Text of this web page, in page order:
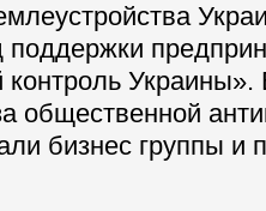
контроль
общественной
бизнес группы и